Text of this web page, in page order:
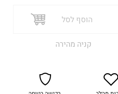
הוסף לסל
קניה מהירה